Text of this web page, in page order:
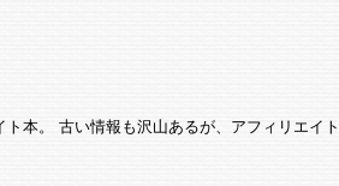
本。 古い情報も沢山あるが、アフィリエ